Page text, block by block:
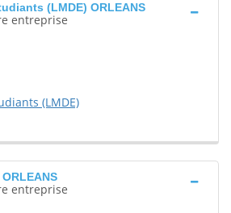
(LMDE) ORLEANS
entreprise
(LMDE)
entreprise